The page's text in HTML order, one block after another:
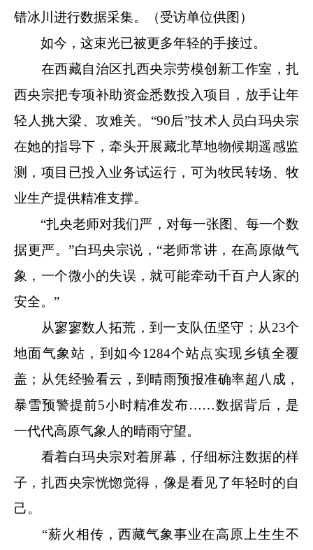
错冰川进行数据采集。（受访单位供图）
如今，这束光已被更多年轻的手接过。
在西藏自治区扎西央宗劳模创新工作室，扎
西央宗把专项补助资金悉数投入项目，放手让年
轻人挑大梁、攻难关。“90后”技术人员白玛央宗
在她的指导下，牵头开展藏北草地物候期遥感监
测，项目已投入业务试运行，可为牧民转场、牧
业生产提供精准支撑。
“扎央老师对我们严，对每一张图、每一个数
据更严。”白玛央宗说，“老师常讲，在高原做气
象，一个微小的失误，就可能牵动千百户人家的
安全。”
从寥寥数人拓荒，到一支队伍坚守；从23个
地面气象站，到如今1284个站点实现乡镇全覆
盖；从凭经验看云，到晴雨预报准确率超八成，
暴雪预警提前5小时精准发布……数据背后，是
一代代高原气象人的晴雨守望。
看着白玛央宗对着屏幕，仔细标注数据的样
子，扎西央宗恍惚觉得，像是看见了年轻时的自
己。
“薪火相传，西藏气象事业在高原上生生不